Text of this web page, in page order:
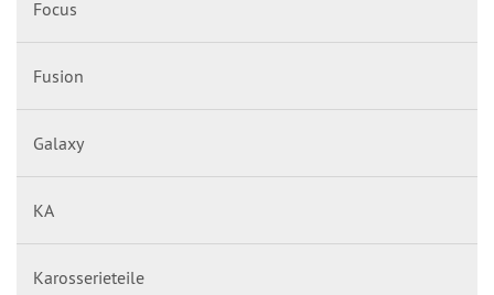
Focus
Fusion
Galaxy
KA
Karosserieteile